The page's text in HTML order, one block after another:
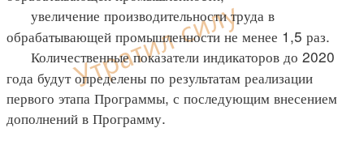
увеличение производительности труда в
обрабатывающей промышленности не менее 1,5 раз.
Количественные показатели индикаторов до 2020
года будут определены по результатам реализации
первого этапа Программы, с последующим внесением
дополнений в Программу.